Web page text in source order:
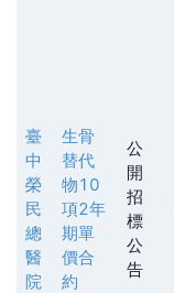
臺
中
榮
民
總
醫
院
生骨
替代
物10
項2年
期單
價合
約
公
開
招
標
公
告